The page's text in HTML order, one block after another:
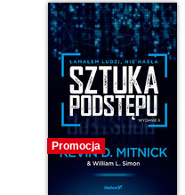
Promocja